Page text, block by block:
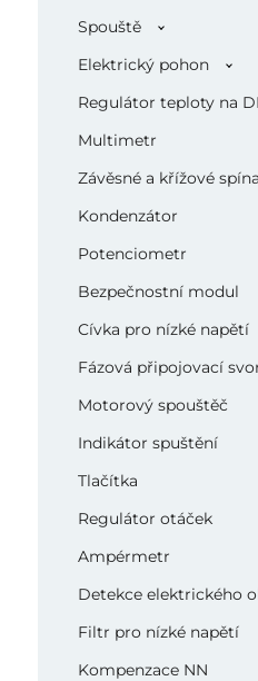
Spouště
Elektrický pohon
Regulátor teploty na
Multimetr
Závěsné a křížové
Kondenzátor
Potenciometr
Bezpečnostní modul
Cívka pro nízké napětí
Fázová připojovací
Motorový spouštěč
Indikátor spuštění
Tlačítka
Regulátor otáček
Ampérmetr
Detekce elektrického
Filtr pro nízké napětí
Kompenzace NN